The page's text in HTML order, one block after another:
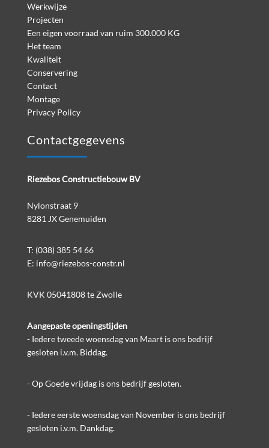
Werkwijze
Projecten
Een eigen voorraad van ruim 300.000 KG
Het team
Kwaliteit
Conservering
Contact
Montage
Privacy Policy
Contactgegevens
Riezebos Constructiebouw BV
Nylonstraat 9
8281 JX Genemuiden
T: (038) 385 54 66
E: info@riezebos-constr.nl
KVK 05041808 te Zwolle
Aangepaste openingstijden
- Iedere tweede woensdag van Maart is ons bedrijf
gesloten i.v.m. Biddag.
- Op Goede vrijdag is ons bedrijf gesloten.
- Iedere eerste woensdag van November is ons bedrijf
gesloten i.v.m. Dankdag.